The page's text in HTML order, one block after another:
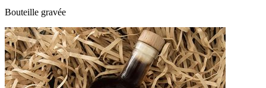
Bouteille gravée